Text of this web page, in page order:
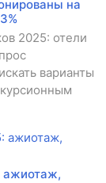
на
2025: отели
варианты
ажиотаж,